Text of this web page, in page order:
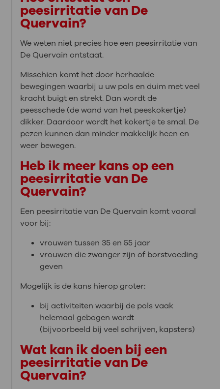
peesirritatie van De
Quervain?
We weten niet precies hoe een peesirritatie van
De Quervain ontstaat.
Misschien komt het door herhaalde
bewegingen waarbij u uw pols en duim met veel
kracht buigt en strekt. Dan wordt de
peesschede (de wand van het peeskokertje)
dikker. Daardoor wordt het kokertje te smal. De
pezen kunnen dan minder makkelijk heen en
weer bewegen.
Heb ik meer kans op een
peesirritatie van De
Quervain?
Een peesirritatie van De Quervain komt vooral
voor bij:
vrouwen tussen 35 en 55 jaar
vrouwen die zwanger zijn of borstvoeding
geven
Mogelijk is de kans hierop groter:
bij activiteiten waarbij de pols vaak
helemaal gebogen wordt
(bijvoorbeeld bij veel schrijven, kapsters)
Wat kan ik doen bij een
peesirritatie van De
Quervain?